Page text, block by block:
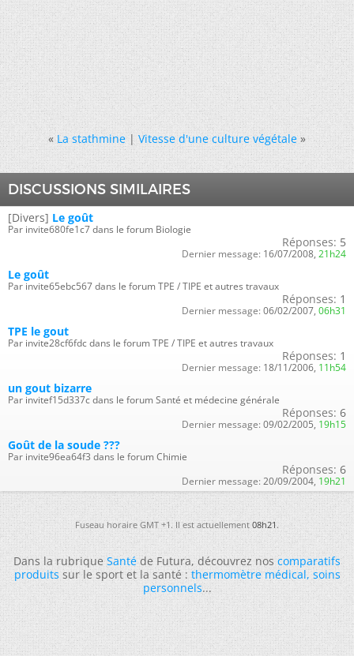
« La stathmine|Vitesse d'une culture végétale »
DISCUSSIONS SIMILAIRES
[Divers] Le goût
Par invite680fe1c7 dans le forum Biologie
Réponses: 5
Dernier message: 16/07/2008, 21h24
Le goût
Par invite65ebc567 dans le forum TPE / TIPE et autres travaux
Réponses: 1
Dernier message: 06/02/2007, 06h31
TPE le gout
Par invite28cf6fdc dans le forum TPE / TIPE et autres travaux
Réponses: 1
Dernier message: 18/11/2006, 11h54
un gout bizarre
Par invitef15d337c dans le forum Santé et médecine générale
Réponses: 6
Dernier message: 09/02/2005, 19h15
Goût de la soude ???
Par invite96ea64f3 dans le forum Chimie
Réponses: 6
Dernier message: 20/09/2004, 19h21
Fuseau horaire GMT +1. Il est actuellement08h21.
Dans la rubriqueSantéde Futura, découvrez noscomparatifs
produitssur le sport et la santé :thermomètre médical,soins
personnels...